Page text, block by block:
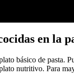
en la
básico de pasta.
nutritivo. Para